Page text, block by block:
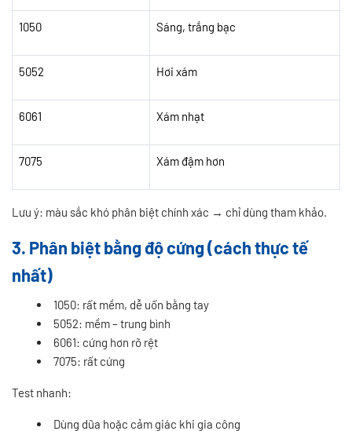
1050 Sáng, trắng bạc
5052 Hơi xám
6061 Xám nhạt
7075 Xám đậm hơn
Lưu ý: màu sắc khó phân biệt chính xác → chỉ dùng tham khảo.
3. Phân biệt bằng độ cứng (cách thực tế
nhất)
1050: rất mềm, dễ uốn bằng tay
5052: mềm – trung bình
6061: cứng hơn rõ rệt
7075: rất cứng
Test nhanh:
Dùng dũa hoặc cảm giác khi gia công